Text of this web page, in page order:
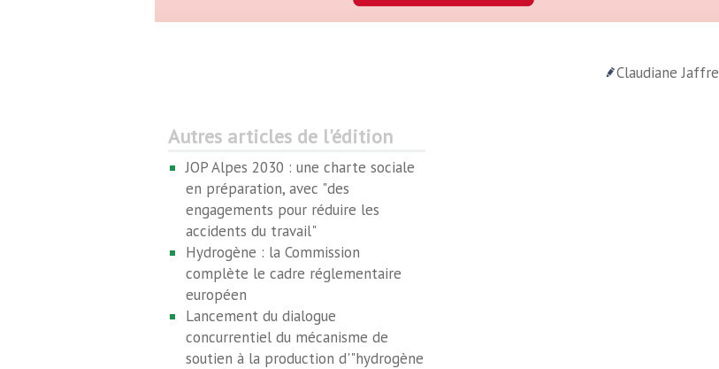
Claudiane Jaffre
Autres articles de l'édition
JOP Alpes 2030 : une charte sociale
en préparation, avec "des
engagements pour réduire les
accidents du travail"
Hydrogène : la Commission
complète le cadre réglementaire
européen
Lancement du dialogue
concurrentiel du mécanisme de
soutien à la production d'"hydrogène